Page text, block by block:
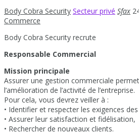
Body Cobra Security Secteur privé Sfax
Commerce
Body Cobra Security recrute
Responsable Commercial
Mission principale
Assurer une gestion commerciale
l’amélioration de l’activité de l’entreprise.
Pour cela, vous devrez veiller à :
• Identifier et respecter les exigences
• Assurer leur satisfaction et fidélisation,
• Rechercher de nouveaux clients.